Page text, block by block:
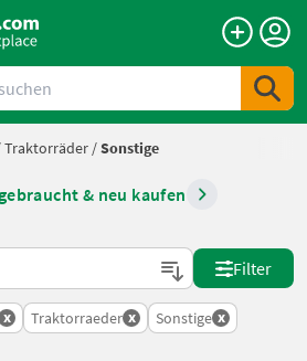
Traktorräder /Sonstige
& neu kaufen
sortiert
Filter
x Traktorraeder x Sonstige x